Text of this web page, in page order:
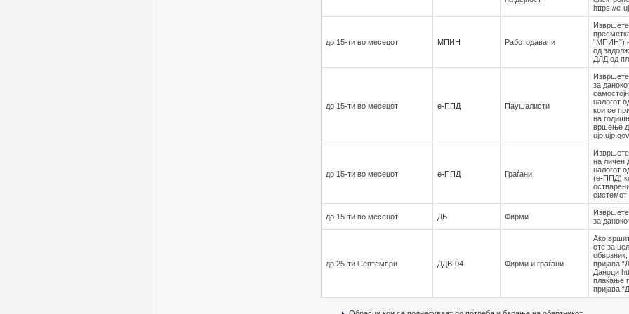
https://e-
до 15-ти во месецот МПИН Работодавaчи
“МПИН”)
од
ДЛД од
до 15-ти во месецот е-ППД Паушалисти
за
налогот
кои се
на
вршење
до 15-ти во месецот е-ППД Граѓани
Извршете
на личен
налогот
(е-ППД)
системот
до 15-ти во месецот ДБ Фирми
за
до 25-ти Септември ДДВ-04 Фирми и граѓани
Ако
сте за
пријава
Даноци
плаќање
пријава